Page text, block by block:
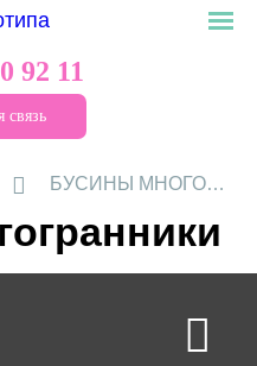
92 11
связь
БУСИНЫ МНОГОГРАННИКИ